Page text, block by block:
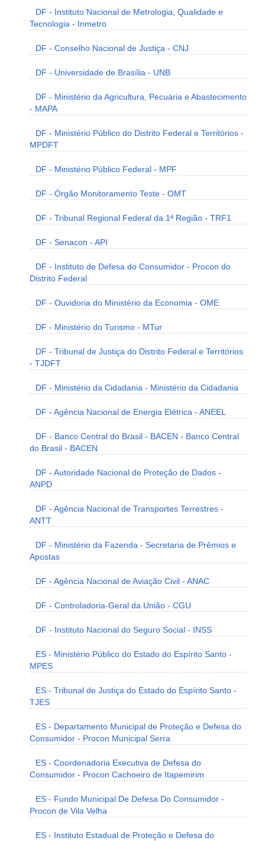
DF - Instituto Nacional de Metrologia, Qualidade e
Tecnologia - Inmetro
DF - Conselho Nacional de Justiça - CNJ
DF - Universidade de Brasília - UNB
DF - Ministério da Agricultura, Pecuária e Abastecimento
- MAPA
DF - Ministério Público do Distrito Federal e Territórios -
MPDFT
DF - Ministério Público Federal - MPF
DF - Órgão Monitoramento Teste - OMT
DF - Tribunal Regional Federal da 1ª Região - TRF1
DF - Senacon - API
DF - Instituto de Defesa do Consumidor - Procon do
Distrito Federal
DF - Ouvidoria do Ministério da Economia - OME
DF - Ministério do Turismo - MTur
DF - Tribunal de Justiça do Distrito Federal e Territórios
- TJDFT
DF - Ministério da Cidadania - Ministério da Cidadania
DF - Agência Nacional de Energia Elétrica - ANEEL
DF - Banco Central do Brasil - BACEN - Banco Central
do Brasil - BACEN
DF - Autoridade Nacional de Proteção de Dados -
ANPD
DF - Agência Nacional de Transportes Terrestres -
ANTT
DF - Ministério da Fazenda - Secretaria de Prêmios e
Apostas
DF - Agência Nacional de Aviação Civil - ANAC
DF - Controladoria-Geral da União - CGU
DF - Instituto Nacional do Seguro Social - INSS
ES - Ministério Público do Estado do Espírito Santo -
MPES
ES - Tribunal de Justiça do Estado do Espírito Santo -
TJES
ES - Departamento Municipal de Proteção e Defesa do
Consumidor - Procon Municipal Serra
ES - Coordenadoria Executiva de Defesa do
Consumidor - Procon Cachoeiro de Itapemirim
ES - Fundo Municipal De Defesa Do Consumidor -
Procon de Vila Velha
ES - Instituto Estadual de Proteção e Defesa do